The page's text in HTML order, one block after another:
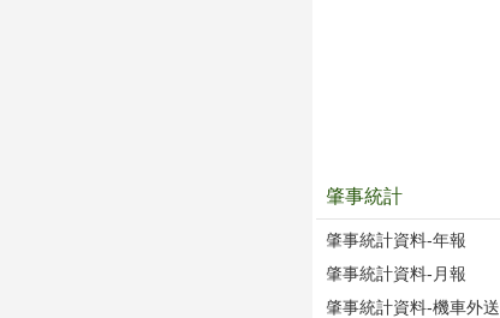
肇事統計
肇事統計資料-年報
肇事統計資料-月報
肇事統計資料-機車外送